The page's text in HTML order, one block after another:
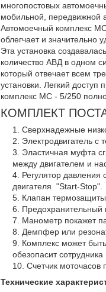
многопостовых
мобильной, передвижной
Автомоечный комплекс
облегчает и значительно
Эта установка
количество АВД в одном
который отвечает всем
установки. Легкий
комплекс MC - 5/250
КОМПЛЕКТ
Cверхнадежные
Электродвигатель с
Эластичная муфта
между двигателем и
Регулятор давления
двигателя "Start-Stop".
Клапан
Предохранительный
Манометр покажет
Демпфер или
Комплекс может
обезопасит
Счетчик моточасов
Технические